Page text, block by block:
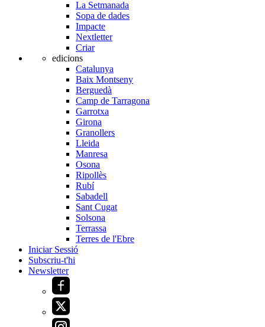
La Setmanada
Sopa de dades
Impacte
Nextletter
Criar
edicions
Catalunya
Baix Montseny
Berguedà
Camp de Tarragona
Garrotxa
Girona
Granollers
Lleida
Manresa
Osona
Ripollès
Rubí
Sabadell
Sant Cugat
Solsona
Terrassa
Terres de l'Ebre
Iniciar Sessió
Subscriu-t'hi
Newsletter